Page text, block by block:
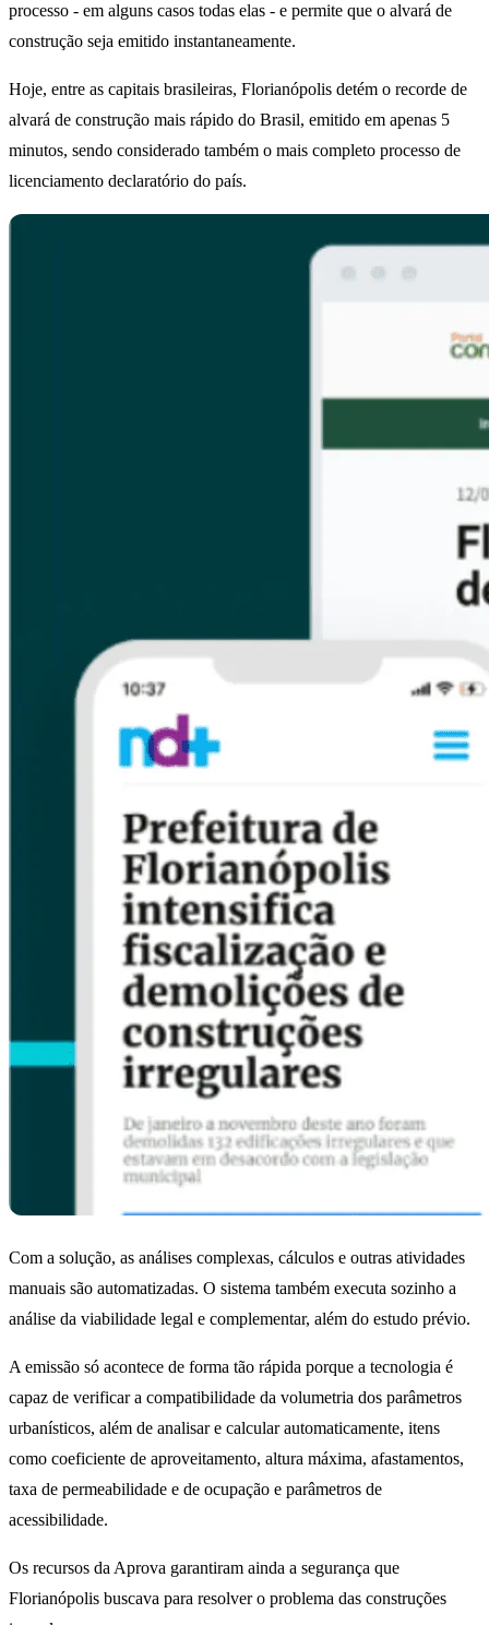
processo - em alguns casos todas elas - e permite que o alvará de
construção seja emitido instantaneamente.
Hoje, entre as capitais brasileiras, Florianópolis detém o recorde de
alvará de construção mais rápido do Brasil, emitido em apenas 5
minutos, sendo considerado também o mais completo processo de
licenciamento declaratório do país.
Com a solução, as análises complexas, cálculos e outras atividades
manuais são automatizadas. O sistema também executa sozinho a
análise da viabilidade legal e complementar, além do estudo prévio.
A emissão só acontece de forma tão rápida porque a tecnologia é
capaz de verificar a compatibilidade da volumetria dos parâmetros
urbanísticos, além de analisar e calcular automaticamente, itens
como coeficiente de aproveitamento, altura máxima, afastamentos,
taxa de permeabilidade e de ocupação e parâmetros de
acessibilidade.
Os recursos da Aprova garantiram ainda a segurança que
Florianópolis buscava para resolver o problema das construções